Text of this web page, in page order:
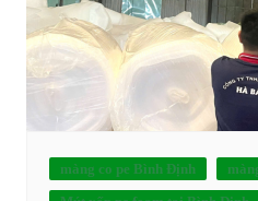
màng co pe Bình Định